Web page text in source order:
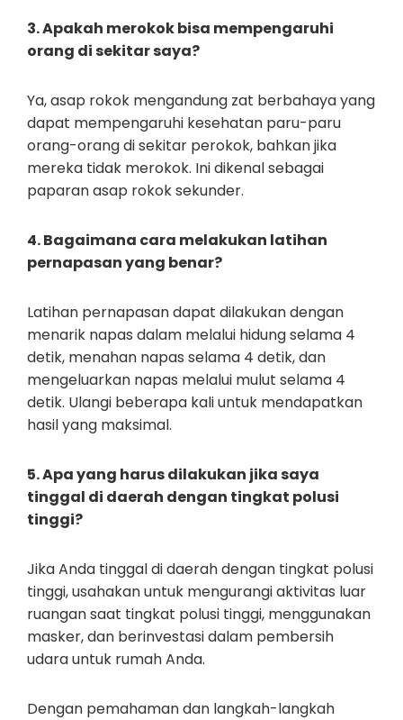
3. Apakah merokok bisa mempengaruhi
orang di sekitar saya?
Ya, asap rokok mengandung zat berbahaya yang
dapat mempengaruhi kesehatan paru-paru
orang-orang di sekitar perokok, bahkan jika
mereka tidak merokok. Ini dikenal sebagai
paparan asap rokok sekunder.
4. Bagaimana cara melakukan latihan
pernapasan yang benar?
Latihan pernapasan dapat dilakukan dengan
menarik napas dalam melalui hidung selama 4
detik, menahan napas selama 4 detik, dan
mengeluarkan napas melalui mulut selama 4
detik. Ulangi beberapa kali untuk mendapatkan
hasil yang maksimal.
5. Apa yang harus dilakukan jika saya
tinggal di daerah dengan tingkat polusi
tinggi?
Jika Anda tinggal di daerah dengan tingkat polusi
tinggi, usahakan untuk mengurangi aktivitas luar
ruangan saat tingkat polusi tinggi, menggunakan
masker, dan berinvestasi dalam pembersih
udara untuk rumah Anda.
Dengan pemahaman dan langkah-langkah